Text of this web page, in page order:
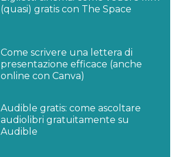
(quasi) gratis con The Space
Come scrivere una lettera di
presentazione efficace (anche
online con Canva)
Audible gratis: come ascoltare
audiolibri gratuitamente su
Audible